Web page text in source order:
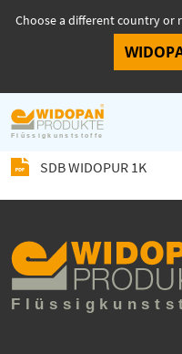
Choose a different country
SDB
SDB WIDOPUR 1K